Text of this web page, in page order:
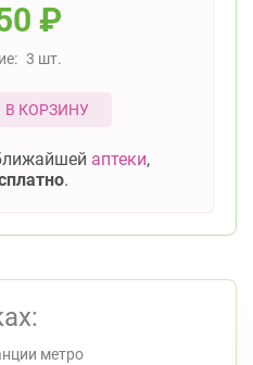
₽
3 шт.
В КОРЗИНУ
аптеки,
.
метро